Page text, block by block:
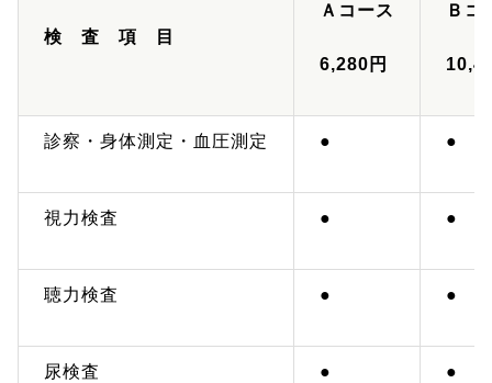
検 査 項 目
Ａコース
6,280円
Ｂコ
診察・身体測定・血圧測定 ● ●
視力検査 ● ●
聴力検査 ● ●
尿検査 ● ●